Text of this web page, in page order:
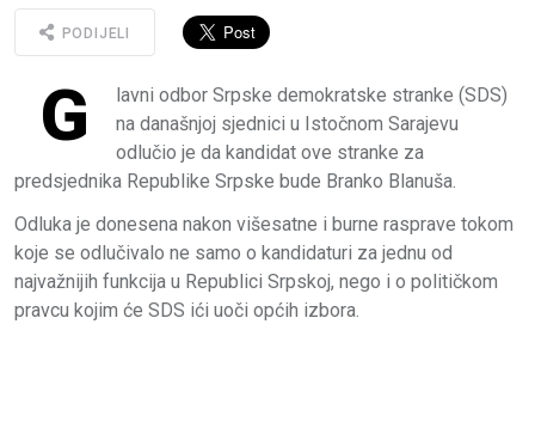
PODIJELI
G
lavni odbor Srpske demokratske stranke (SDS)
na današnjoj sjednici u Istočnom Sarajevu
odlučio je da kandidat ove stranke za
predsjednika Republike Srpske bude Branko Blanuša.
Odluka je donesena nakon višesatne i burne rasprave tokom
koje se odlučivalo ne samo o kandidaturi za jednu od
najvažnijih funkcija u Republici Srpskoj, nego i o političkom
pravcu kojim će SDS ići uoči općih izbora.